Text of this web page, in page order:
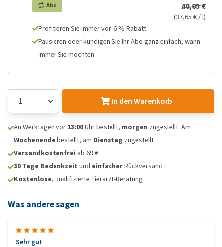
Abo 40,05 €
(37,65 € / l)
Profitieren Sie immer von 6 % Rabatt
Pausieren oder kündigen Sie Ihr Abo ganz einfach, wann
immer Sie möchten
In den Warenkorb
An Werktagen vor 13:00Uhr bestellt, morgen zugestellt. Am
Wochenende bestellt, am Dienstag zugestellt
Versandkostenfrei ab 69 €
30 Tage Bedenkzeit und einfacherRückversand
Kostenlose, qualifizierte Tierarzt-Beratung
Was andere sagen
Sehr gut